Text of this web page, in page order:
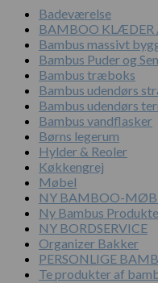
Badeværelse
BAMBOO
Bambus massivt
Bambus Puder og
Bambus træboks
Bambus udendørs
Bambus udendørs
Bambus vandflasker
Børns legerum
Hylder & Reoler
Køkkengrej
Møbel
NY BAMBOO-
Ny Bambus
NY BORDSERVICE
Organizer Bakker
PERSONLIGE
Te produkter af